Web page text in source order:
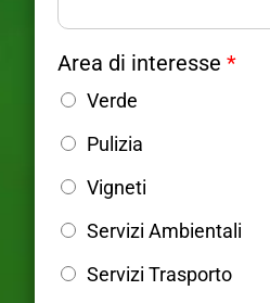
o
e
M
s
a
g
g
i
Area di interesse *
Verde
Pulizia
Vigneti
Servizi Ambientali
Servizi Trasporto